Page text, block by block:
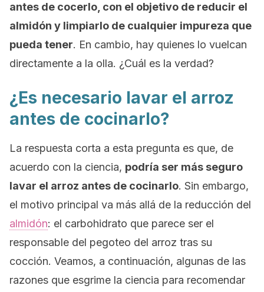
antes de cocerlo, con el objetivo de reducir el
almidón y limpiarlo de cualquier impureza que
pueda tener. En cambio, hay quienes lo vuelcan
directamente a la olla. ¿Cuál es la verdad?
¿Es necesario lavar el arroz
antes de cocinarlo?
La respuesta corta a esta pregunta es que, de
acuerdo con la ciencia, podría ser más seguro
lavar el arroz antes de cocinarlo. Sin embargo,
el motivo principal va más allá de la reducción del
almidón: el carbohidrato que parece ser el
responsable del pegoteo del arroz tras su
cocción. Veamos, a continuación, algunas de las
razones que esgrime la ciencia para recomendar